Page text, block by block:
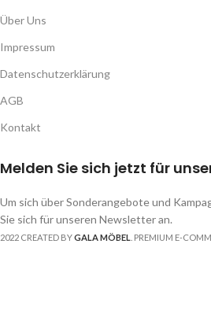
Über Uns
Impressum
Datenschutzerklärung
AGB
Kontakt
Melden Sie sich jetzt für
Um sich über Sonderangebote und
Sie sich für unseren Newsletter an.
2022 CREATED BYGALA MÖBEL . PREMIUM E-